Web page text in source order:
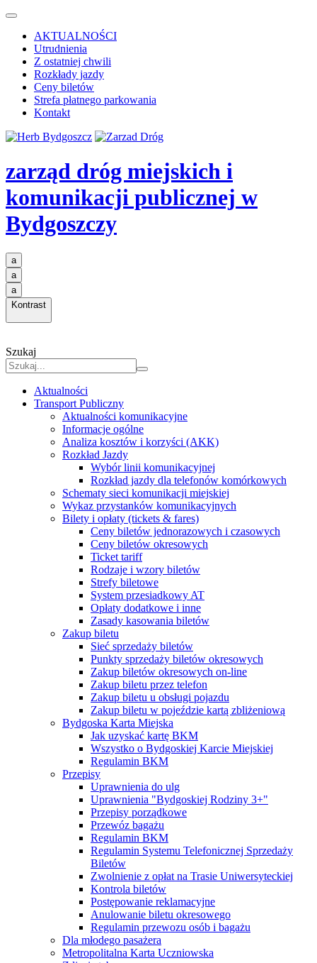
AKTUALNOŚCI
Utrudnienia
Z ostatniej chwili
Rozkłady jazdy
Ceny biletów
Strefa płatnego parkowania
Kontakt
zarząd dróg miejskich i
komunikacji publicznej w
Bydgoszczy
a
a
a
Kontrast
Szukaj
Aktualności
Transport Publiczny
Aktualności komunikacyjne
Informacje ogólne
Analiza kosztów i korzyści (AKK)
Rozkład Jazdy
Wybór linii komunikacyjnej
Rozkład jazdy dla telefonów komórkowych
Schematy sieci komunikacji miejskiej
Wykaz przystanków komunikacyjnych
Bilety i opłaty (tickets & fares)
Ceny biletów jednorazowych i czasowych
Ceny biletów okresowych
Ticket tariff
Rodzaje i wzory biletów
Strefy biletowe
System przesiadkowy AT
Opłaty dodatkowe i inne
Zasady kasowania biletów
Zakup biletu
Sieć sprzedaży biletów
Punkty sprzedaży biletów okresowych
Zakup biletów okresowych on-line
Zakup biletu przez telefon
Zakup biletu u obsługi pojazdu
Zakup biletu w pojeździe kartą zbliżeniową
Bydgoska Karta Miejska
Jak uzyskać kartę BKM
Wszystko o Bydgoskiej Karcie Miejskiej
Regulamin BKM
Przepisy
Uprawnienia do ulg
Uprawnienia "Bydgoskiej Rodziny 3+"
Przepisy porządkowe
Przewóz bagażu
Regulamin BKM
Regulamin Systemu Telefonicznej Sprzedaży
Biletów
Zwolnienie z opłat na Trasie Uniwersyteckiej
Kontrola biletów
Postępowanie reklamacyjne
Anulowanie biletu okresowego
Regulamin przewozu osób i bagażu
Dla młodego pasażera
Metropolitalna Karta Uczniowska